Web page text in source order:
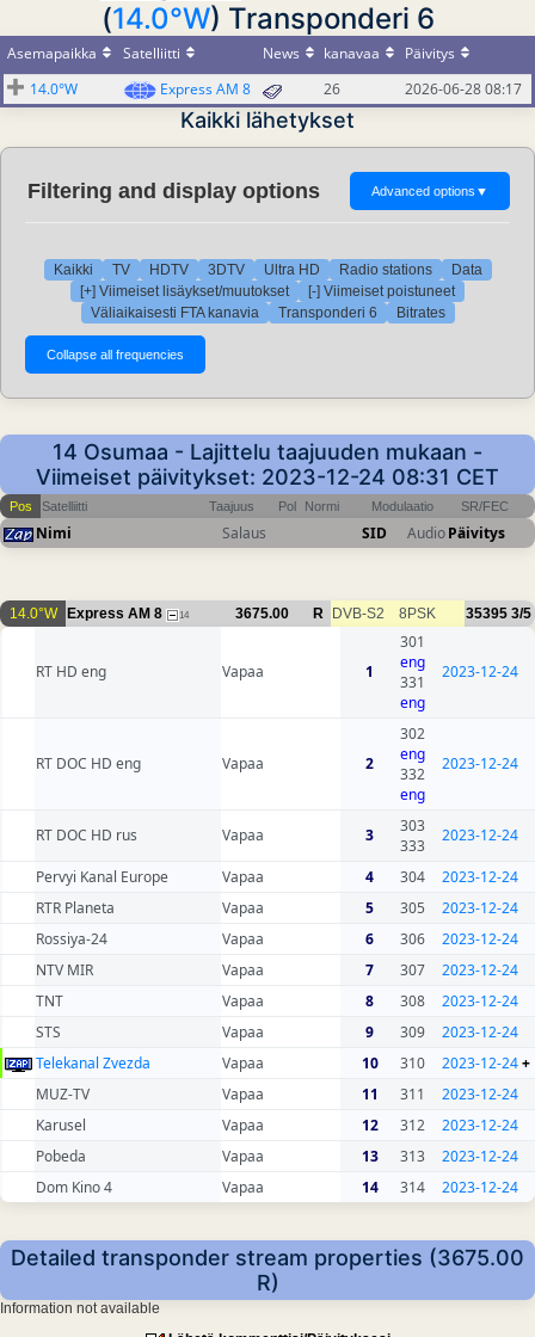
(14.0°W) Transponderi 6
Asemapaikka Satelliitti News kanavaa
Päivitys
14.0°W
Express AM 8 26 2026-06-28 08:17
Kaikki lähetykset
Filtering and display options Advanced options ▼
Kaikki TV HDTV 3DTV Ultra HD Radio stations
Data
[+] Viimeiset lisäykset/muutokset
[-] Viimeiset poistuneet
Väliaikaisesti FTA kanavia
Transponderi 6 Bitrates
14 Osumaa - Lajittelu taajuuden mukaan -
Viimeiset päivitykset: 2023-12-24 08:31 CET
Pos Satelliitti Taajuus Pol Normi Modulaatio SR/FEC
Nimi Salaus SID AudioPäivitys
14.0°W Express AM 8 14 3675.00 R DVB-S2 8PSK 35395 3/5
RT HD eng Vapaa 1
301
eng
331
eng
2023-12-24
RT DOC HD eng Vapaa 2
302
eng
332
eng
2023-12-24
RT DOC HD rus Vapaa 3
303
333
2023-12-24
Pervyi Kanal Europe Vapaa 4 304
2023-12-24
RTR Planeta
Vapaa 5 305
2023-12-24
Rossiya-24
Vapaa 6 306
2023-12-24
NTV MIR
Vapaa 7 307
2023-12-24
TNT
Vapaa 8 308
2023-12-24
STS
Vapaa 9 309
2023-12-24
Telekanal Zvezda
Vapaa 10 310 2023-12-24+
MUZ-TV
Vapaa 11 311
2023-12-24
Karusel
Vapaa 12 312
2023-12-24
Pobeda
Vapaa 13 313
2023-12-24
Dom Kino 4
Vapaa 14 314 2023-12-24
Detailed transponder stream properties (3675.00
R)
Information not available